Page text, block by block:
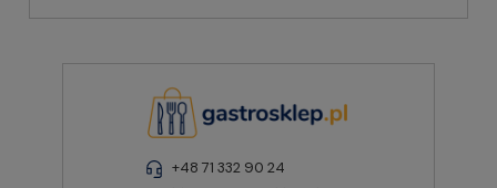
+48 71 332 90 24